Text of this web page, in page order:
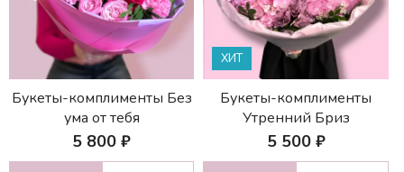
Букеты-комплименты Без
ума от тебя
5 800 ₽
ХИТ
Букеты-комплименты
Утренний Бриз
5 500₽